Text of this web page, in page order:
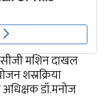
मशिन दाखल
शस्रक्रिया
डॉ.मनोज